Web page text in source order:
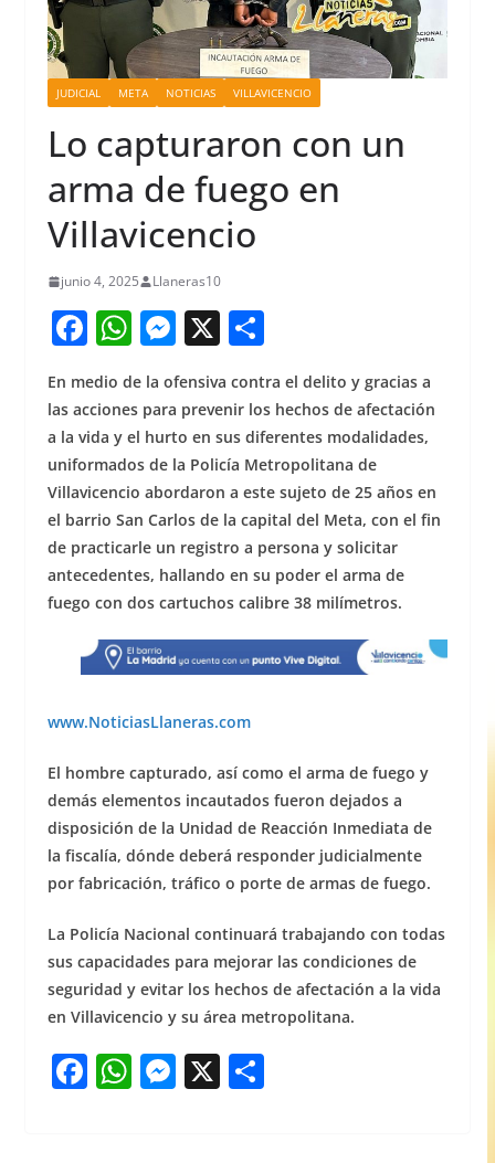
JUDICIAL META NOTICIAS VILLAVICENCIO
Lo capturaron con un
arma de fuego en
Villavicencio
junio 4, 2025 Llaneras10
F
a
c
e
b
o
o
k
W
h
at
s
A
p
p
M
e
ss
e
n
g
er
X S
ar
e
En medio de la ofensiva contra el delito y gracias a
las acciones para prevenir los hechos de afectación
a la vida y el hurto en sus diferentes modalidades,
uniformados de la Policía Metropolitana de
Villavicencio abordaron a este sujeto de 25 años en
el barrio San Carlos de la capital del Meta, con el fin
de practicarle un registro a persona y solicitar
antecedentes, hallando en su poder el arma de
fuego con dos cartuchos calibre 38 milímetros.
www.NoticiasLlaneras.com
El hombre capturado, así como el arma de fuego y
demás elementos incautados fueron dejados a
disposición de la Unidad de Reacción Inmediata de
la fiscalía, dónde deberá responder judicialmente
por fabricación, tráfico o porte de armas de fuego.
La Policía Nacional continuará trabajando con todas
sus capacidades para mejorar las condiciones de
seguridad y evitar los hechos de afectación a la vida
en Villavicencio y su área metropolitana.
F W M X S